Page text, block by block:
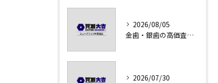
2026/08/05
金歯・銀歯の高価査定法徹底解説
2026/07/30